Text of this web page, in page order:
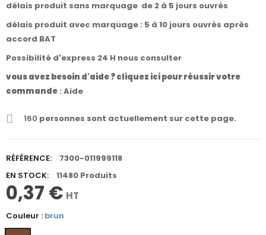
délais produit sans marquage de 2 à 5 jours ouvrés
délais produit avec marquage : 5 à 10 jours ouvrés après
accord BAT
Possibilité d'express 24 H nous consulter
vous avez besoin d'aide ? cliquez ici pour réussir votre
commande : Aide
160 personnes sont actuellement sur cette page.
RÉFÉRENCE:
7300-011999118
EN STOCK:
11480 Produits
0,37 € HT
Couleur : brun